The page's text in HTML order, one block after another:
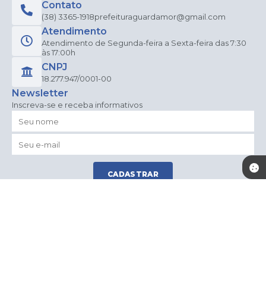
Contato
(38) 3365-1918prefeituraguardamor@gmail.com
Atendimento
Atendimento de Segunda-feira a Sexta-feira das 7:30
às 17:00h
CNPJ
18.277.947/0001-00
Newsletter
Inscreva-se e receba informativos
CADASTRAR